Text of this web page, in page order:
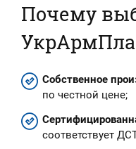
Почему
Собственное
по честной цене;
соответствует